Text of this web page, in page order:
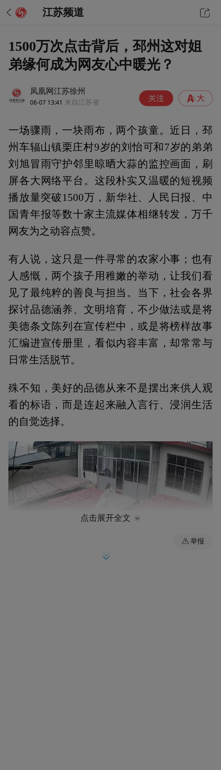
江苏频道
1500万次点击背后，邳州这对姐
弟缘何成为网友心中暖光？
凤凰网江苏徐州
06-07 13:41 来自江苏省
一场骤雨，一块雨布，两个孩童。近日，邳
州车辐山镇栗庄村9岁的刘怡可和7岁的弟弟
刘旭冒雨守护邻里晾晒大蒜的监控画面，刷
屏各大网络平台。这段朴实又温暖的短视频
播放量突破1500万，新华社、人民日报、中
国青年报等数十家主流媒体相继转发，万千
网友为之动容点赞。
有人说，这只是一件寻常的农家小事；也有
人感慨，两个孩子用稚嫩的举动，让我们看
见了最纯粹的善良与担当。当下，社会各界
探讨品德涵养、文明培育，不少做法或是将
美德条文陈列在宣传栏中，或是将榜样故事
汇编进宣传册里，看似内容丰富，却常常与
日常生活脱节。
殊不知，美好的品德从来不是摆出来供人观
看的标语，而是连起来融入言行、浸润生活
的自觉选择。
点击展开全文
举报